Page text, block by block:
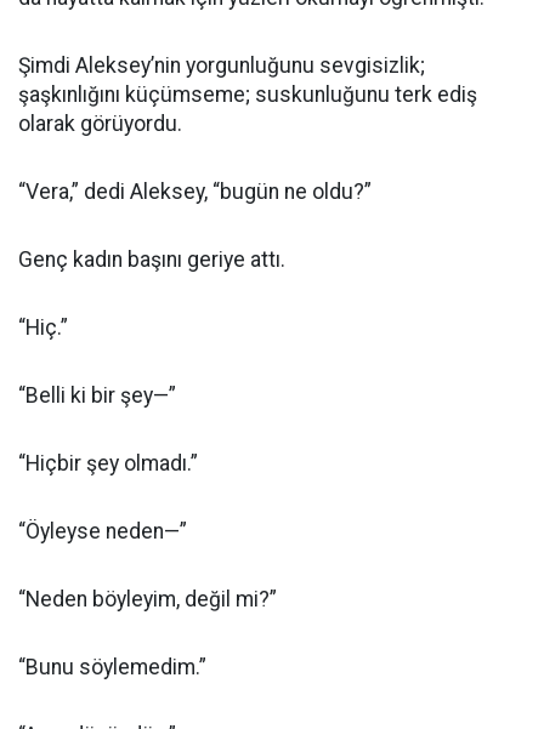
Şimdi Aleksey’nin yorgunluğunu sevgisizlik;
şaşkınlığını küçümseme; suskunluğunu terk ediş
olarak görüyordu.
“Vera,” dedi Aleksey, “bugün ne oldu?”
Genç kadın başını geriye attı.
“Hiç.”
“Belli ki bir şey—”
“Hiçbir şey olmadı.”
“Öyleyse neden—”
“Neden böyleyim, değil mi?”
“Bunu söylemedim.”